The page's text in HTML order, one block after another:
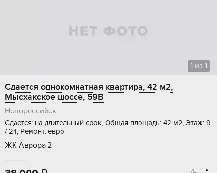
1 из 1
Сдается однокомнатная квартира, 42 м2,
Мысхакское шоссе, 59В
Новороссийск
Сдается: на длительный срок, Общая площадь: 42 м2, Этаж: 9
/ 24, Ремонт: евро
ЖК Аврора 2